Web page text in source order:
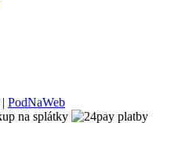
| PodNaWeb